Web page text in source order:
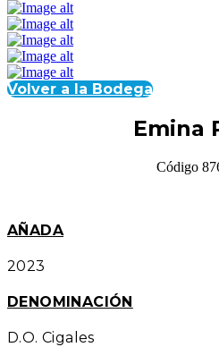
Volver a la Bodega
Emina
Código
AÑADA
2023
DENOMINACIÓN
D.O. Cigales